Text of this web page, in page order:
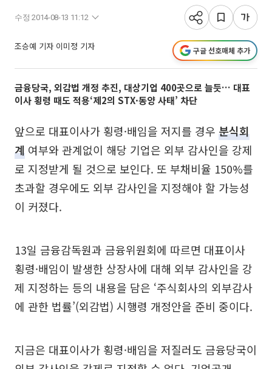
수정 2014-08-13 11:12
조승예 기자 이미정 기자 구글 선호매체 추가
금융당국, 외감법 개정 추진, 대상기업 400곳으로 늘듯… 대표
이사 횡령 때도 적용‘제2의 STX·동양 사태’ 차단
앞으로 대표이사가 횡령·배임을 저지를 경우 분식회
계 여부와 관계없이 해당 기업은 외부 감사인을 강제
로 지정받게 될 것으로 보인다. 또 부채비율 150%를
초과할 경우에도 외부 감사인을 지정해야 할 가능성
이 커졌다.
13일 금융감독원과 금융위원회에 따르면 대표이사
횡령·배임이 발생한 상장사에 대해 외부 감사인을 강
제 지정하는 등의 내용을 담은 ‘주식회사의 외부감사
에 관한 법률’(외감법) 시행령 개정안을 준비 중이다.
지금은 대표이사가 횡령·배임을 저질러도 금융당국이